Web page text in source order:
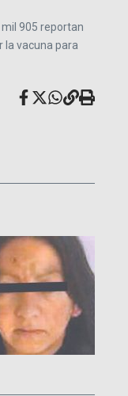
905 reportan
la vacuna para